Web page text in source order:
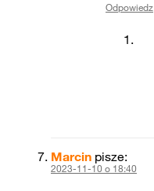
Odpowiedz
Marcin pisze:
2023-11-10 o 18:40